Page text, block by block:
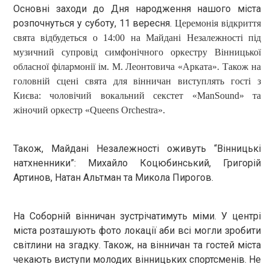
Основні заходи до Дня народження нашого міста
розпочнуться у суботу, 11 вересня.Церемонія відкриття
свята відбудеться о 14:00 на Майдані Незалежності під
музичний супровід симфонічного оркестру Вінницької
обласної філармонії ім. М. Леонтовича «Арката». Також на
головній сцені свята для вінничан виступлять гості з
Києва: чоловічий вокальний секстет «ManSound» та
жіночий оркестр «Queens Orchestra».
Також, Майдані Незалежності оживуть “Вінницькі
натхненники”: Михайло Коцюбинський, Григорій
Артинов, Натан Альтман та Микола Пирогов.
На Соборній вінничан зустрічатимуть міми. У центрі
міста розташують фото локації аби всі могли зробити
світлини на згадку. Також, на вінничан та гостей міста
чекають виступи молодих вінницьких спортсменів. Не